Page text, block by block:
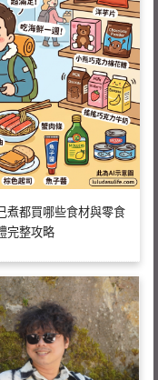
煮都買哪些食材與零食
完整攻略